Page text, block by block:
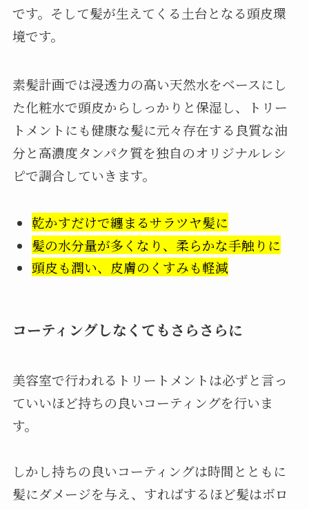
です。そして髪が生えてくる土台となる頭皮環
境です。
素髪計画では浸透力の高い天然水をベースにし
た化粧水で頭皮からしっかりと保湿し、トリー
トメントにも健康な髪に元々存在する良質な油
分と高濃度タンパク質を独自のオリジナルレシ
ピで調合していきます。
乾かすだけで纏まるサラツヤ髪に
髪の水分量が多くなり、柔らかな手触りに
頭皮も潤い、皮膚のくすみも軽減
コーティングしなくてもさらさらに
美容室で行われるトリートメントは必ずと言っ
ていいほど持ちの良いコーティングを行いま
す。
しかし持ちの良いコーティングは時間とともに
髪にダメージを与え、すればするほど髪はボロ